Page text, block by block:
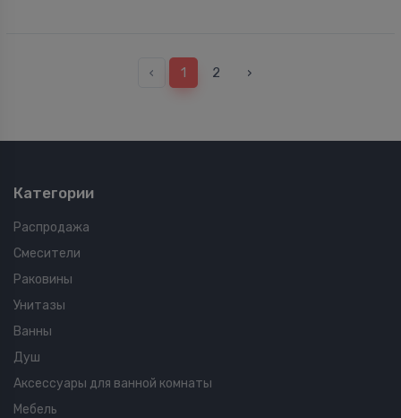
‹ 1 2 ›
Категории
Распродажа
Смесители
Раковины
Унитазы
Ванны
Душ
Аксессуары для ванной комнаты
Мебель